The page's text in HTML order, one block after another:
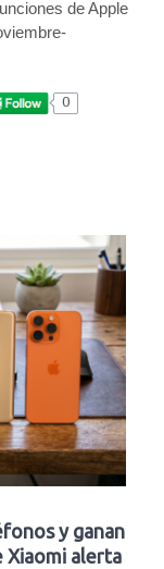
de Apple
0
y ganan
Xiaomi alerta